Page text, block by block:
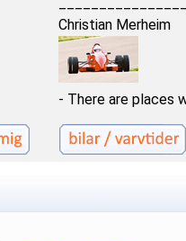
Christian Merheim
- There are places